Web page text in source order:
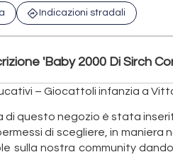
Indicazioni stradali
'Baby 2000 Di Sirch
– Giocattoli infanzia a
di questo negozio è stata
di scegliere, in
sulla nostra community